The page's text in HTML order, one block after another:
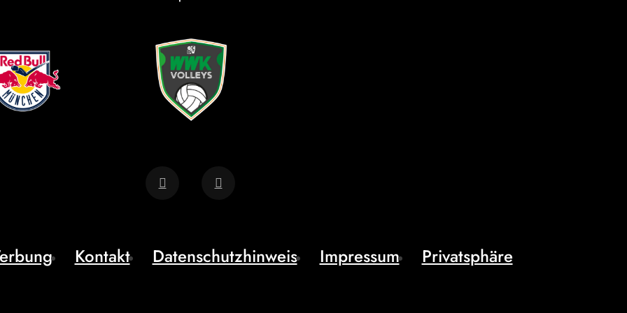
Kontakt Datenschutzhinweis Impressum Privatsphäre